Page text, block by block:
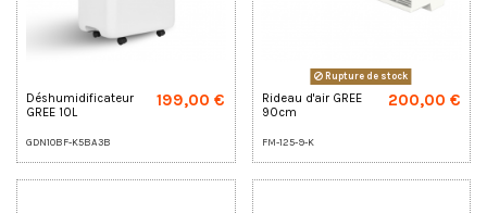
Déshumidificateur
GREE 10L
GDN10BF-K5BA3B
199,00 €
Rupture de stock
Rideau d'air GREE
90cm
FM-125-9-K
200,00 €